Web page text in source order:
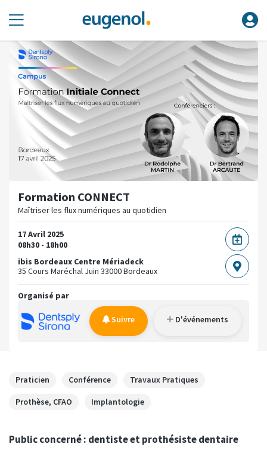
Formation CONNECT
Maîtriser les flux numériques au quotidien
17 Avril 2025
08h30 - 18h00
ibis Bordeaux Centre Mériadeck
35 Cours Maréchal Juin 33000 Bordeaux
Organisé par
Suivre D'événements
Praticien Conférence Travaux Pratiques
Prothèse, CFAO Implantologie
Public concerné : dentiste et prothésiste dentaire